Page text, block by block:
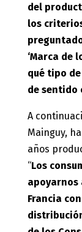
del
los
‘Marca de
qué tipo
de sentido
A
Mainguy,
años
“Los
apoyarnos
Francia